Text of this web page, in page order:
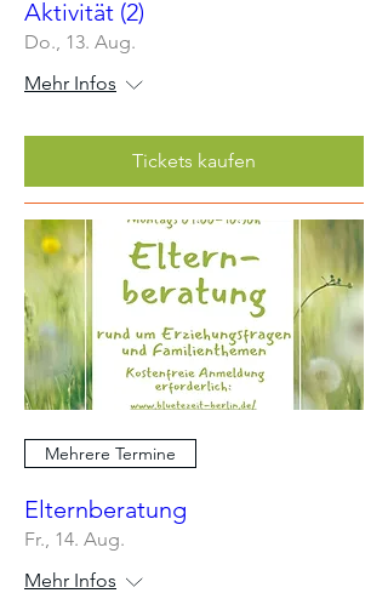
Aktivität (2)
Do., 13. Aug.
Mehr Infos
Tickets kaufen
Mehrere Termine
Elternberatung
Fr., 14. Aug.
Mehr Infos